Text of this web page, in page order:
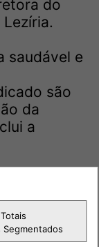
do
saudável e
são
da
a
Segmentados